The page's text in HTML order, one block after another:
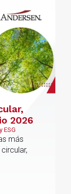
2026
ESG
más